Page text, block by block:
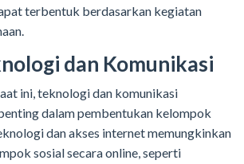
terbentuk berdasarkan kegiatan
dan Komunikasi
ini, teknologi dan komunikasi
dalam pembentukan kelompok
dan akses internet memungkinkan
sosial secara online, seperti